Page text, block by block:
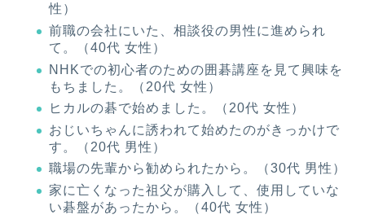
性）
前職の会社にいた、相談役の男性に進められ
て。（40代 女性）
NHKでの初心者のための囲碁講座を見て興味を
もちました。（20代 女性）
ヒカルの碁で始めました。（20代 女性）
おじいちゃんに誘われて始めたのがきっかけで
す。（20代 男性）
職場の先輩から勧められたから。（30代 男性）
家に亡くなった祖父が購入して、使用していな
い碁盤があったから。（40代 女性）